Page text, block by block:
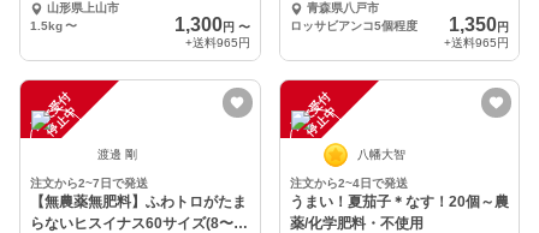
山形県上山市
1.5kg〜 1,300円 〜
+送料965円
青森県八戸市
ロッサビアンコ5個程度
1,350円
+送料965円
注
文
受
付
停
止
中
渡邊 剛
注文から2~7日で発送
【無農薬無肥料】ふわトロがたま
らないヒスイナス60サイズ(8〜
注
文
受
付
停
止
中
八幡大智
注文から2~4日で発送
うまい！夏茄子＊なす！20個～農
薬/化学肥料・不使用